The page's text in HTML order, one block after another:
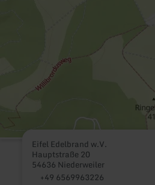
Eifel Edelbrand w.V.
Hauptstraße 20
54636 Niederweiler
+49 6569963226